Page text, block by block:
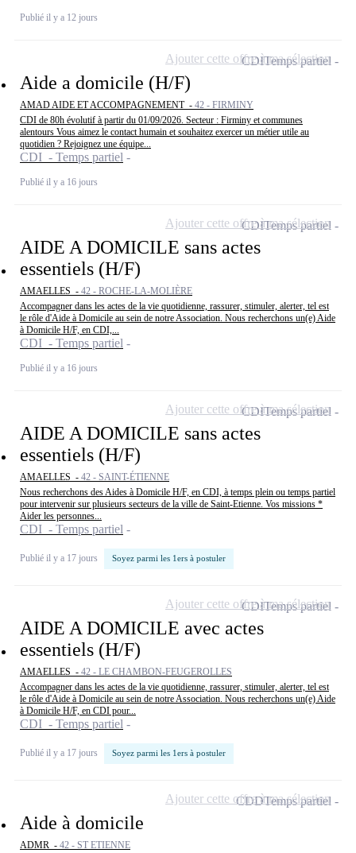
Publié il y a 12 jours
Aide a domicile (H/F)
AMAD AIDE ET ACCOMPAGNEMENT - 42 - FIRMINY
CDI de 80h évolutif à partir du 01/09/2026. Secteur : Firminy et communes
alentours Vous aimez le contact humain et souhaitez exercer un métier utile au
quotidien ? Rejoignez une équipe...
CDI - Temps partiel
Publié il y a 16 jours
CDITemps partiel
Ajouter cette offre à ma sélection
AIDE A DOMICILE sans actes
essentiels (H/F)
AMAELLES - 42 - ROCHE-LA-MOLIÈRE
Accompagner dans les actes de la vie quotidienne, rassurer, stimuler, alerter, tel est
le rôle d'Aide à Domicile au sein de notre Association. Nous recherchons un(e) Aide
à Domicile H/F, en CDI,...
CDI - Temps partiel
Publié il y a 16 jours
CDITemps partiel
Ajouter cette offre à ma sélection
AIDE A DOMICILE sans actes
essentiels (H/F)
AMAELLES - 42 - SAINT-ÉTIENNE
Nous recherchons des Aides à Domicile H/F, en CDI, à temps plein ou temps partiel
pour intervenir sur plusieurs secteurs de la ville de Saint-Etienne. Vos missions *
Aider les personnes...
CDI - Temps partiel
Publié il y a 17 jours Soyez parmi les 1ers à postuler
CDITemps partiel
Ajouter cette offre à ma sélection
AIDE A DOMICILE avec actes
essentiels (H/F)
AMAELLES - 42 - LE CHAMBON-FEUGEROLLES
Accompagner dans les actes de la vie quotidienne, rassurer, stimuler, alerter, tel est
le rôle d'Aide à Domicile au sein de notre Association. Nous recherchons un(e) Aide
à Domicile H/F, en CDI pour...
CDI - Temps partiel
Publié il y a 17 jours Soyez parmi les 1ers à postuler
CDITemps partiel
Ajouter cette offre à ma sélection
Aide à domicile
ADMR - 42 - ST ETIENNE
CDDTemps partiel
Ajouter cette offre à ma sélection